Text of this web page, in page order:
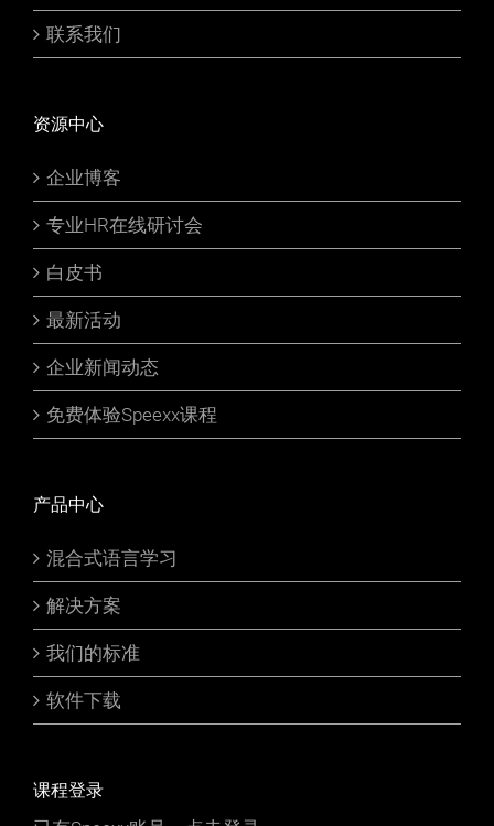
联系我们
资源中心
企业博客
专业HR在线研讨会
白皮书
最新活动
企业新闻动态
免费体验Speexx课程
产品中心
混合式语言学习
解决方案
我们的标准
软件下载
课程登录